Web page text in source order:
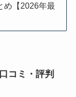
め【2026年最
コミ・評判